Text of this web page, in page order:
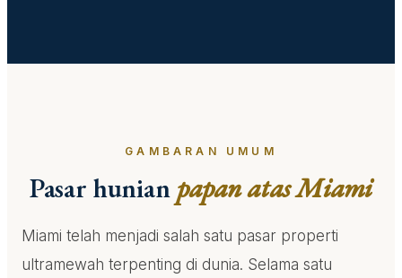
GAMBARAN UMUM
Pasar hunianpapan atas Miami
Miami telah menjadi salah satu pasar properti
ultramewah terpenting di dunia. Selama satu